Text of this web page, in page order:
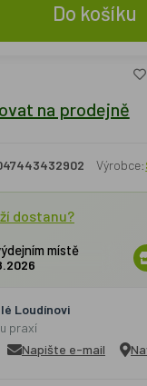
Do košíku
na prodejně
Výrobce:
dostanu?
místě
Loudínovi
praxí
Napište e-mail